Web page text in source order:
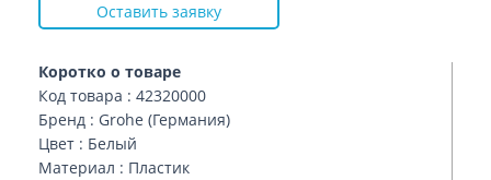
Коротко о товаре
Код товара : 42320000
Бренд : Grohe (Германия)
Цвет : Белый
Материал : Пластик
Оставить заявку